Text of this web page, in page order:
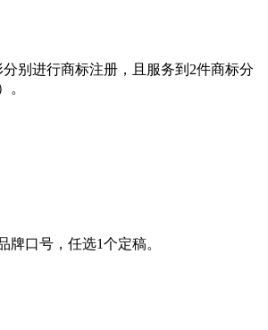
别进行商标注册，且服务到2件商标分
。
牌口号，任选1个定稿。